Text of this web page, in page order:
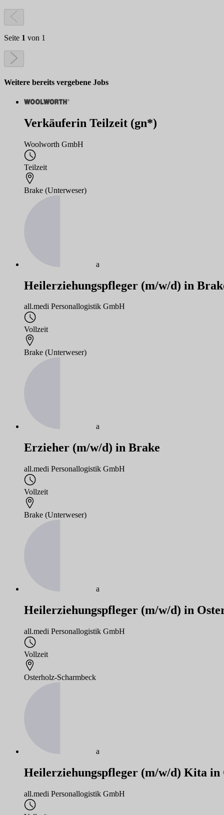
Seite 1 von 1
Weitere bereits vergebene Jobs
Verkäuferin Teilzeit (gn*)
Woolworth GmbH
Teilzeit
Brake (Unterweser)
a
Heilerziehungspfleger (m/w/d) in
all.medi Personallogistik GmbH
Vollzeit
Brake (Unterweser)
a
Erzieher (m/w/d) in Brake
all.medi Personallogistik GmbH
Vollzeit
Brake (Unterweser)
a
Heilerziehungspfleger (m/w/d) in
all.medi Personallogistik GmbH
Vollzeit
Osterholz-Scharmbeck
a
Heilerziehungspfleger (m/w/d) Kita in
all.medi Personallogistik GmbH